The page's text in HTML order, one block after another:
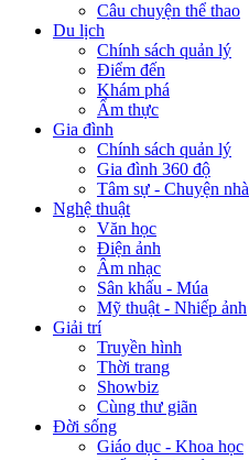
Câu chuyện thể thao
Du lịch
Chính sách quản lý
Điểm đến
Khám phá
Ẩm thực
Gia đình
Chính sách quản lý
Gia đình 360 độ
Tâm sự - Chuyện nhà
Nghệ thuật
Văn học
Điện ảnh
Âm nhạc
Sân khấu - Múa
Mỹ thuật - Nhiếp ảnh
Giải trí
Truyền hình
Thời trang
Showbiz
Cùng thư giãn
Đời sống
Giáo dục - Khoa học